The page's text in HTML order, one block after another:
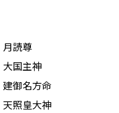
月読尊
大国主神
建御名方命
天照皇大神